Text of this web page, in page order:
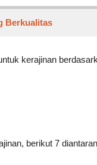
Berkualitas
kerajinan
berikut 7